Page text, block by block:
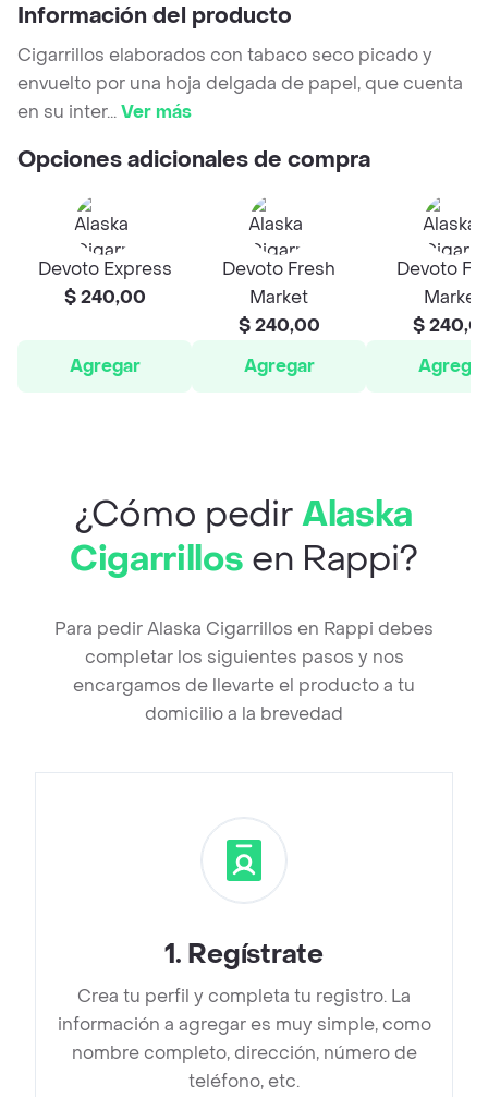
Información del producto
Cigarrillos elaborados con tabaco seco picado y
envuelto por una hoja delgada de papel, que cuenta
en su inter...Ver más
Opciones adicionales de compra
Devoto Express
$ 240,00
Agregar
Devoto Fresh
Market
$ 240,00
Agregar
Devoto
Market
$
Agregar
¿Cómo pedirAlaska
Cigarrillos en Rappi?
Para pedir Alaska Cigarrillos en Rappi debes
completar los siguientes pasos y nos
encargamos de llevarte el producto a tu
domicilio a la brevedad
1. Regístrate
Crea tu perfil y completa tu registro. La
información a agregar es muy simple, como
nombre completo, dirección, número de
teléfono, etc.